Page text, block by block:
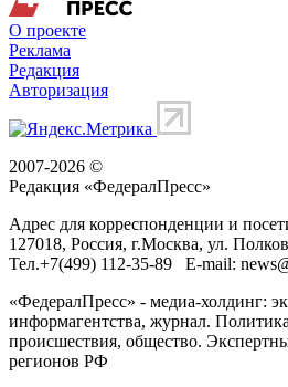
О проекте
Реклама
Редакция
Авторизация
2007-2026 ©
Редакция «ФедералПресс»
Адрес для корреспонденции и
127018, Россия, г.Москва, ул.
Тел.+7(499) 112-35-89 E-mail:
«ФедералПресс» - медиа-холдинг:
информагентства, журнал.
происшествия, общество.
регионов РФ